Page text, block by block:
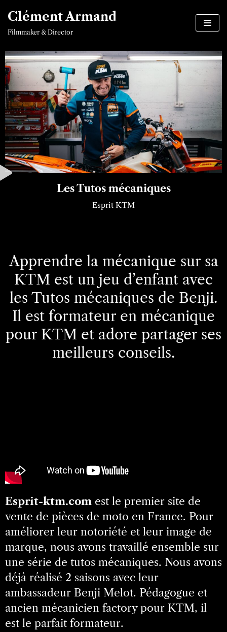
Aller
contenu
Clément Armand
Filmmaker & Director
Les Tutos mécaniques
Esprit KTM
Apprendre la mécanique sur sa
KTM est un jeu d’enfant avec
les Tutos mécaniques de Benji.
Il est formateur en mécanique
pour KTM et adore partager ses
meilleurs conseils.
Esprit-ktm.com est le premier site de
vente de pièces de moto en France. Pour
améliorer leur notoriété et leur image de
marque, nous avons travaillé ensemble sur
une série de tutos mécaniques. Nous avons
déjà réalisé 2 saisons avec leur
ambassadeur Benji Melot. Pédagogue et
ancien mécanicien factory pour KTM, il
est le parfait formateur.